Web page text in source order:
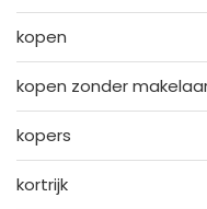
kopen
kopen zonder
kopers
kortrijk